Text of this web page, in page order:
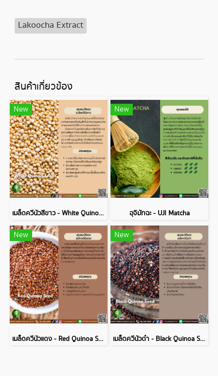
Lakoocha Extract
สินค้าเกี่ยวข้อง
New
เมล็ดควีนัวสีขาว - White Quinoa Seed
New
อุจิมัทฉะ - UJI Matcha
New
เมล็ดควีนัวแดง - Red Quinoa Seed
New
เมล็ดควีนัวดำ - Black Quinoa Seed